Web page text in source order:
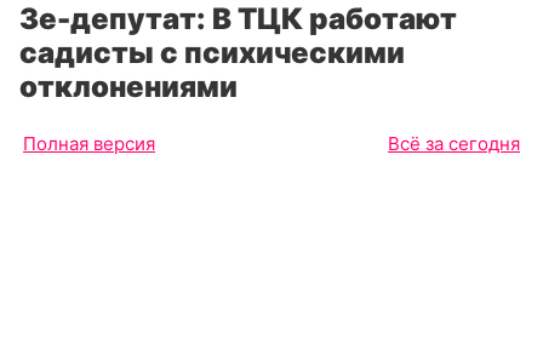
Зе-депутат: В ТЦК работают
садисты с психическими
отклонениями
Полная версия Всё за сегодня